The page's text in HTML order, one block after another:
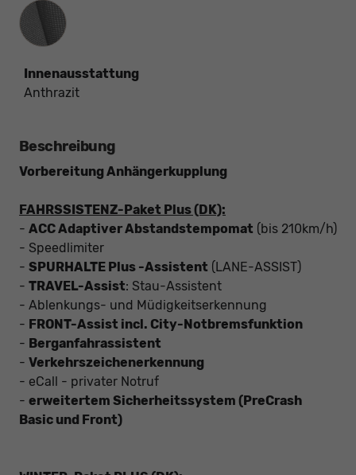
Innenausstattung
Innenausstattung
Anthrazit
Beschreibung
Vorbereitung Anhängerkupplung
FAHRSSISTENZ-Paket Plus (DK):
- ACC Adaptiver Abstandstempomat (bis 210km/h)
- Speedlimiter
- SPURHALTE Plus -Assistent (LANE-ASSIST)
- TRAVEL-Assist: Stau-Assistent
- Ablenkungs- und Müdigkeitserkennung
- FRONT-Assist incl. City-Notbremsfunktion
- Berganfahrassistent
- Verkehrszeichenerkennung
- eCall - privater Notruf
- erweitertem Sicherheitssystem (PreCrash
Basic und Front)